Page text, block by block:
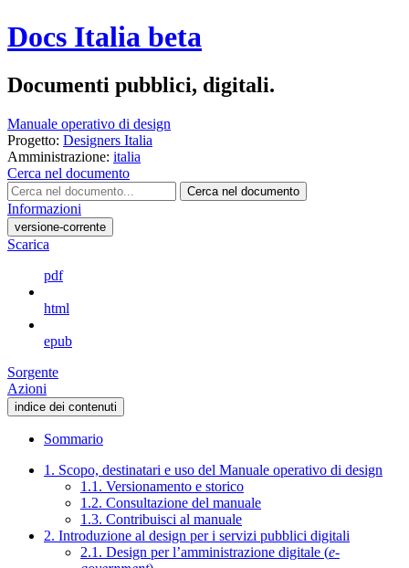
Docs Italia beta
Documenti pubblici, digitali.
Manuale operativo di design
Progetto: Designers Italia
Amministrazione: italia
Cerca nel documento
Cerca nel documento
Informazioni
versione-corrente
Scarica
pdf
html
epub
Sorgente
Azioni
indice dei contenuti
Sommario
1. Scopo, destinatari e uso del Manuale operativo di design
1.1. Versionamento e storico
1.2. Consultazione del manuale
1.3. Contribuisci al manuale
2. Introduzione al design per i servizi pubblici digitali
2.1. Design per l’amministrazione digitale (e-